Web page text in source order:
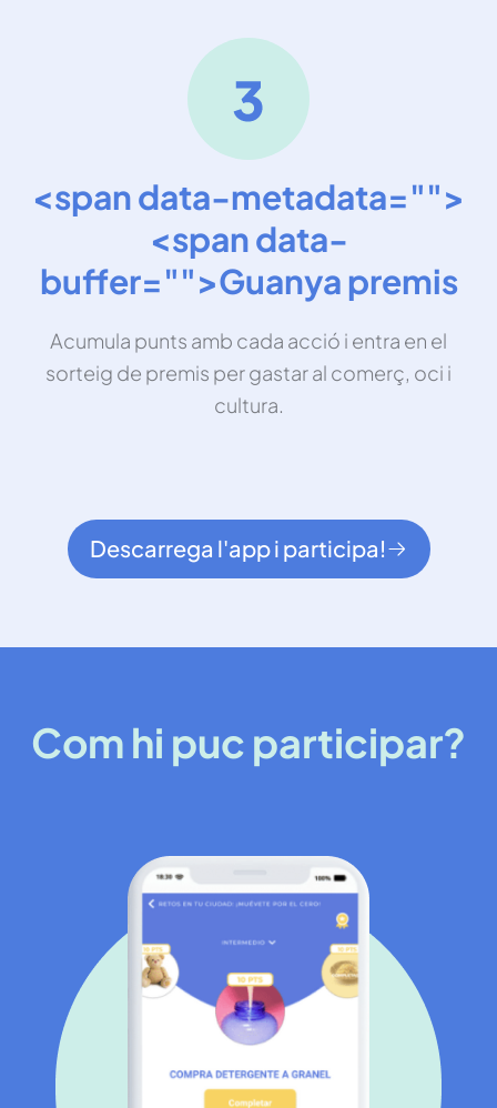
<span data-metadata="">
<span data-
buffer="">Guanya premis
Acumula punts amb cada acció i entra en el
sorteig de premis per gastar al comerç, oci i
cultura.
Descarrega l'app i participa!
Com hi puc participar?